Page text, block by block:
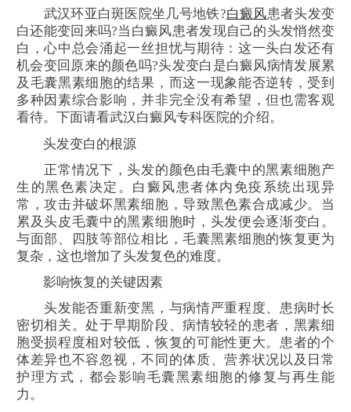
武汉环亚白斑医院坐几号地铁?白癜风患者头发变
白还能变回来吗?当白癜风患者发现自己的头发悄然变
白，心中总会涌起一丝担忧与期待：这一头白发还有
机会变回原来的颜色吗?头发变白是白癜风病情发展累
及毛囊黑素细胞的结果，而这一现象能否逆转，受到
多种因素综合影响，并非完全没有希望，但也需客观
看待。下面请看武汉白癜风专科医院的介绍。
头发变白的根源
正常情况下，头发的颜色由毛囊中的黑素细胞产
生的黑色素决定。白癜风患者体内免疫系统出现异
常，攻击并破坏黑素细胞，导致黑色素合成减少。当
累及头皮毛囊中的黑素细胞时，头发便会逐渐变白。
与面部、四肢等部位相比，毛囊黑素细胞的恢复更为
复杂，这也增加了头发复色的难度。
影响恢复的关键因素
头发能否重新变黑，与病情严重程度、患病时长
密切相关。处于早期阶段、病情较轻的患者，黑素细
胞受损程度相对较低，恢复的可能性更大。患者的个
体差异也不容忽视，不同的体质、营养状况以及日常
护理方式，都会影响毛囊黑素细胞的修复与再生能
力。